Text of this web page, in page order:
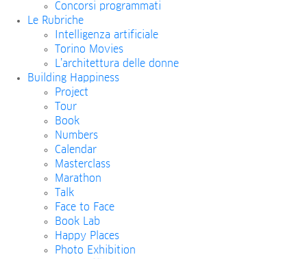
Concorsi programmati
Le Rubriche
Intelligenza artificiale
Torino Movies
L’architettura delle donne
Building Happiness
Project
Tour
Book
Numbers
Calendar
Masterclass
Marathon
Talk
Face to Face
Book Lab
Happy Places
Photo Exhibition